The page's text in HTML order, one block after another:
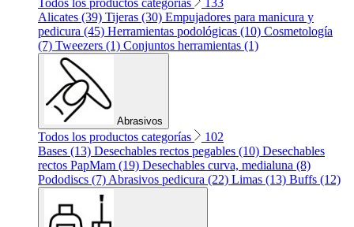
Alicates (39) Tijeras (30) Empujadores para manicura y
pedicura (45) Herramientas podológicas (10) Cosmetología
(7) Tweezers (1) Conjuntos herramientas (1)
Abrasivos
Todos los productos categorías
102
Bases (13) Desechables rectos pegables (10) Desechables
rectos PapMam (19) Desechables curva, medialuna (8)
Pododiscs (7) Abrasivos pedicura (22) Limas (13) Buffs (12)